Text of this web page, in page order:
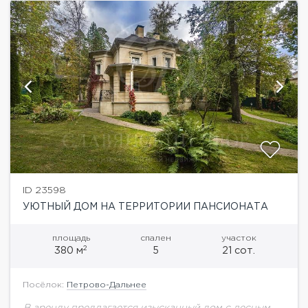
ID 23598
УЮТНЫЙ ДОМ НА ТЕРРИТОРИИ ПАНСИОНАТА
площадь
380 м2
спален
5
участок
21 сот.
Посёлок: Петрово-Дальнее